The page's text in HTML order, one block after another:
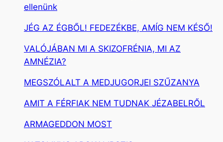
ellenünk
JÉG AZ ÉGBŐL! FEDEZÉKBE, AMÍG NEM KÉSŐ!
VALÓJÁBAN MI A SKIZOFRÉNIA, MI AZ
AMNÉZIA?
MEGSZÓLALT A MEDJUGORJEI SZŰZANYA
AMIT A FÉRFIAK NEM TUDNAK JÉZABELRŐL
ARMAGEDDON MOST